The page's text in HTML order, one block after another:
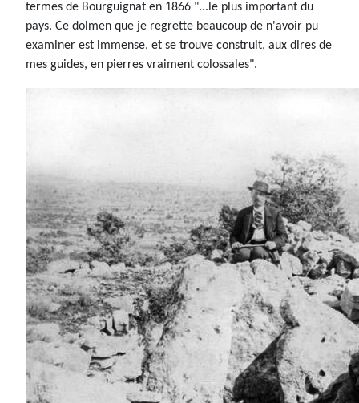
termes de Bourguignat en 1866 "...le plus important du
pays. Ce dolmen que je regrette beaucoup de n'avoir pu
examiner est immense, et se trouve construit, aux dires de
mes guides, en pierres vraiment colossales".